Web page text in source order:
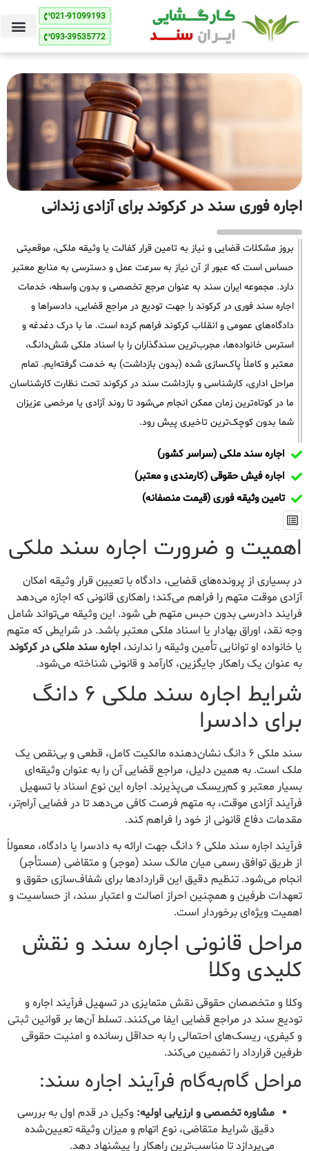
021-91099193
093-39535772
اجاره فوری سند در کرکوند برای آزادی زندانی
بروز مشکلات قضایی و نیاز به تامین قرار کفالت یا وثیقه ملکی، موقعیتی
حساس است که عبور از آن نیاز به سرعت عمل و دسترسی به منابع معتبر
دارد. مجموعه ایران سند به عنوان مرجع تخصصی و بدون واسطه، خدمات
اجاره سند فوری در کرکوند را جهت تودیع در مراجع قضایی، دادسراها و
دادگاه‌های عمومی و انقلاب کرکوند فراهم کرده است. ما با درک دغدغه و
استرس خانواده‌ها، مجرب‌ترین سندگذاران را با اسناد ملکی شش‌دانگ،
معتبر و کاملاً پاک‌سازی شده (بدون بازداشت) به خدمت گرفته‌ایم. تمام
مراحل اداری، کارشناسی و بازداشت سند در کرکوند تحت نظارت کارشناسان
ما در کوتاه‌ترین زمان ممکن انجام می‌شود تا روند آزادی یا مرخصی عزیزان
شما بدون کوچک‌ترین تاخیری پیش رود.
اجاره سند ملکی (سراسر کشور)
اجاره فیش حقوقی (کارمندی و معتبر)
تامین وثیقه فوری (قیمت منصفانه)
اهمیت و ضرورت اجاره سند ملکی
در بسیاری از پرونده‌های قضایی، دادگاه با تعیین قرار وثیقه امکان
آزادی موقت متهم را فراهم می‌کند؛ راهکاری قانونی که اجازه می‌دهد
فرایند دادرسی بدون حبس متهم طی شود. این وثیقه می‌تواند شامل
وجه نقد، اوراق بهادار یا اسناد ملکی معتبر باشد. در شرایطی که متهم
یا خانواده او توانایی تأمین وثیقه را ندارند، اجاره سند ملکی در کرکوند
به عنوان یک راهکار جایگزین، کارآمد و قانونی شناخته می‌شود.
شرایط اجاره سند ملکی ۶ دانگ
برای دادسرا
سند ملکی ۶ دانگ نشان‌دهنده مالکیت کامل، قطعی و بی‌نقص یک
ملک است. به همین دلیل، مراجع قضایی آن را به عنوان وثیقه‌ای
بسیار معتبر و کم‌ریسک می‌پذیرند. اجاره این نوع اسناد با تسهیل
فرآیند آزادی موقت، به متهم فرصت کافی می‌دهد تا در فضایی آرام‌تر،
مقدمات دفاع قانونی از خود را فراهم کند.
فرآیند اجاره سند ملکی ۶ دانگ جهت ارائه به دادسرا یا دادگاه، معمولاً
از طریق توافق رسمی میان مالک سند (موجر) و متقاضی (مستأجر)
انجام می‌شود. تنظیم دقیق این قراردادها برای شفاف‌سازی حقوق و
تعهدات طرفین و همچنین احراز اصالت و اعتبار سند، از حساسیت و
اهمیت ویژه‌ای برخوردار است.
مراحل قانونی اجاره سند و نقش
کلیدی وکلا
وکلا و متخصصان حقوقی نقش متمایزی در تسهیل فرآیند اجاره و
تودیع سند در مراجع قضایی ایفا می‌کنند. تسلط آن‌ها بر قوانین ثبتی
و کیفری، ریسک‌های احتمالی را به حداقل رسانده و امنیت حقوقی
طرفین قرارداد را تضمین می‌کند.
مراحل گام‌به‌گام فرآیند اجاره سند:
مشاوره تخصصی و ارزیابی اولیه: وکیل در قدم اول به بررسی
دقیق شرایط متقاضی، نوع اتهام و میزان وثیقه تعیین‌شده
می‌پردازد تا مناسب‌ترین راهکار را پیشنهاد دهد.